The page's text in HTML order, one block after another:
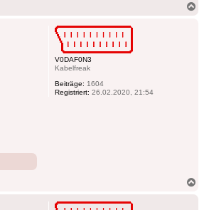
V0DAF0N3
Kabelfreak
Beiträge: 1604
Registriert: 26.02.2020, 21:54